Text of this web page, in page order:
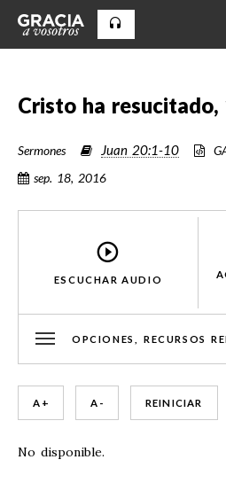
Cristo ha resucitado,
Sermones Juan 20:1-10
sep. 18, 2016
ESCUCHAR AUDIO
OPCIONES, RECURSOS
A + A - REINICIAR
No disponible.